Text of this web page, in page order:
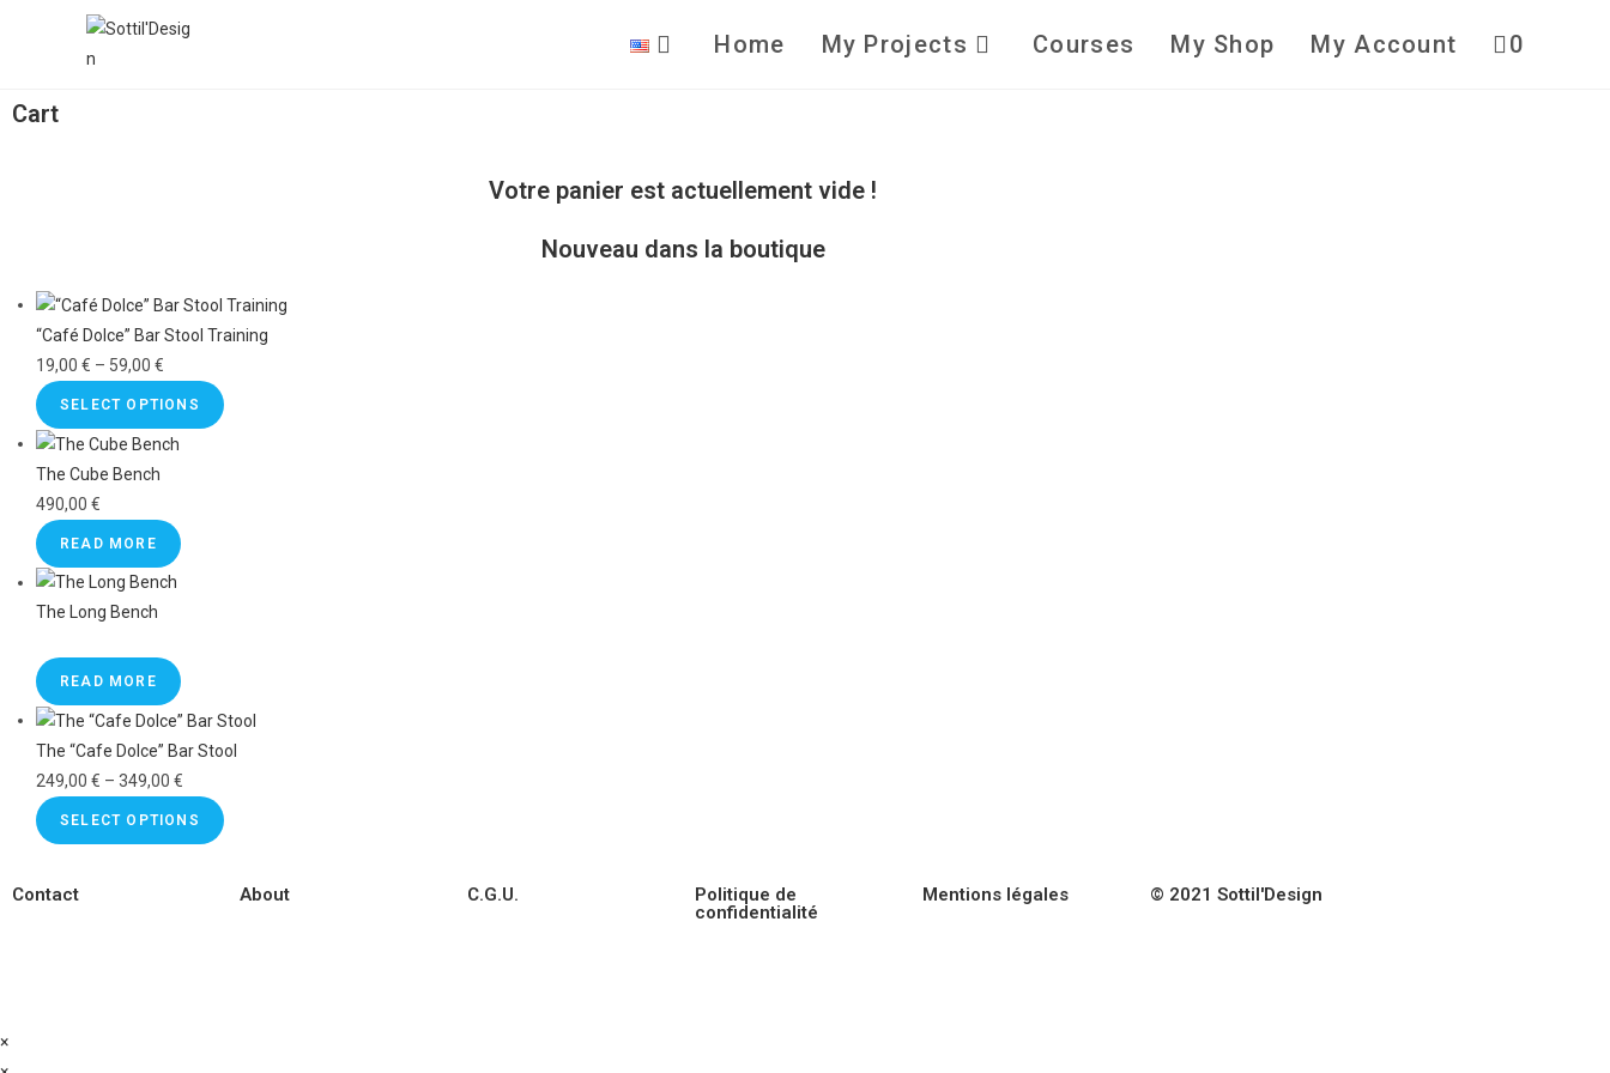
Home My Projects Courses My Shop My Account 0
Cart
Votre panier est actuellement vide !
Nouveau dans la boutique
“Café Dolce” Bar Stool Training
19,00 € – 59,00 €
SELECT OPTIONS
The Cube Bench
490,00 €
READ MORE
The Long Bench
READ MORE
The “Cafe Dolce” Bar Stool
249,00 € – 349,00 €
SELECT OPTIONS
Contact About C.G.U.
Politique de
confidentialité
Mentions légales © 2021 Sottil'Design
×